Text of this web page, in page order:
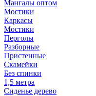
Мангалы оптом
Мостики
Каркасы
Мостики
Перголы
Разборные
Пристенные
Скамейки
Без спинки
1,5 метра
Сиденье дерево